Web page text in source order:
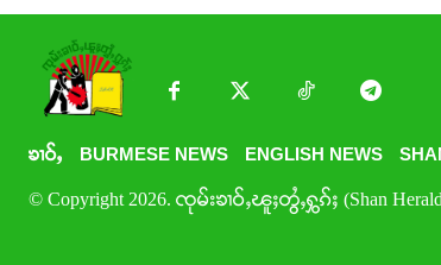
ၶၢဝ်ႇ BURMESE NEWS ENGLISH NEWS
© Copyright 2026. ၸုမ်းၶၢဝ်ႇၽူႈတွႆႇႁွၵ်ႈ (Shan Herald